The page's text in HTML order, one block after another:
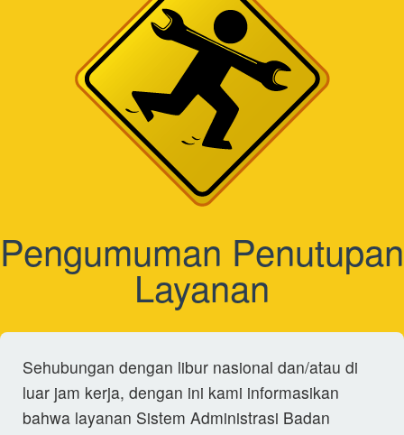
Pengumuman Penutupan
Layanan
Sehubungan dengan libur nasional dan/atau di
luar jam kerja, dengan ini kami informasikan
bahwa layanan Sistem Administrasi Badan